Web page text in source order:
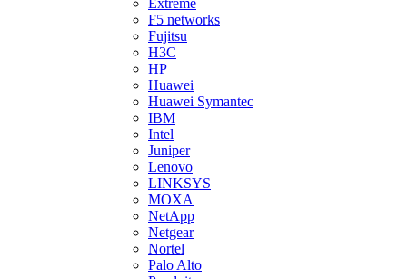
Extreme
F5 networks
Fujitsu
H3С
HP
Huawei
Huawei Symantec
IBM
Intel
Juniper
Lenovo
LINKSYS
MOXA
NetApp
Netgear
Nortel
Palo Alto